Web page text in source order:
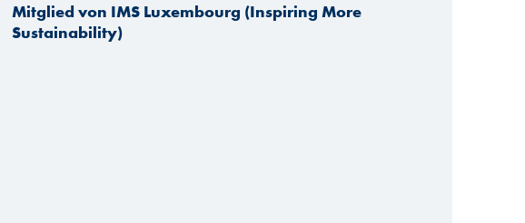
Mitglied von IMS Luxembourg (Inspiring More
Sustainability)